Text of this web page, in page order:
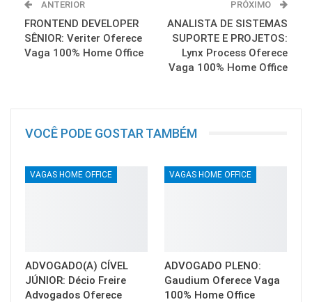
ANTERIOR
FRONTEND DEVELOPER
SÊNIOR: Veriter Oferece
Vaga 100% Home Office
PRÓXIMO
ANALISTA DE SISTEMAS
SUPORTE E PROJETOS:
Lynx Process Oferece
Vaga 100% Home Office
VOCÊ PODE GOSTAR TAMBÉM
VAGAS HOME OFFICE
ADVOGADO(A) CÍVEL
JÚNIOR: Décio Freire
Advogados Oferece
VAGAS HOME OFFICE
ADVOGADO PLENO:
Gaudium Oferece Vaga
100% Home Office